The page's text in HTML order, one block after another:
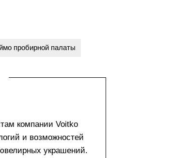
пробирной палаты
компании Voitko
и возможностей
украшений.